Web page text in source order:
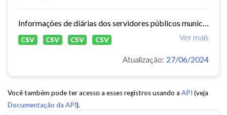
Ver mais
CSV CSV CSV CSV
Atualização: 27/06/2024
Você também pode ter acesso a esses registros usando a API (veja
Documentação da API).